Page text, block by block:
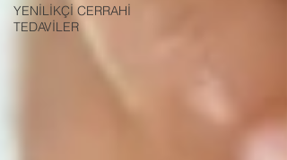
YENİLİKÇİ CERRAHİ
TEDAVİLER